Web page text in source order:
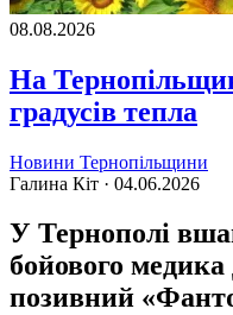
08.08.2026
На
градусів тепла
Новини Тернопільщини
Галина Кіт · 04.06.2026
У Тернополі
бойового
позивний